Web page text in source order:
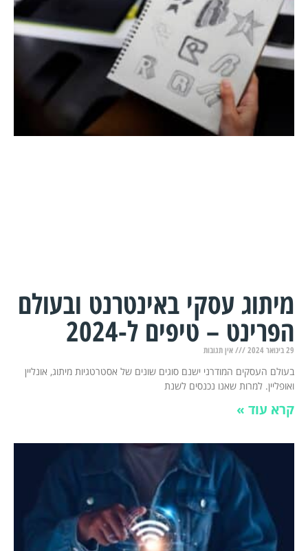
מיתוג עסקי באינטרנט ובעולם
הפרינט – טיפים ל-2024
29 בינואר 2024 אין תגובות
בעולם העסקים המודרני ישנם סוגים שונים של אסטרטגיות מיתוג, אונליין
ואופליין. למרות שאנו נכנסים לשנת
קרא עוד »